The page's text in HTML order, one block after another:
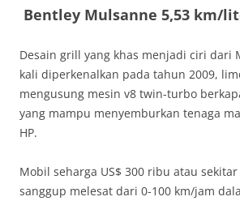
Bentley Mulsanne 5,53 km/
Desain grill yang khas menjadi ciri dari
kali diperkenalkan pada tahun 2009,
mengusung mesin v8 twin-turbo
yang mampu menyemburkan tenaga
HP.
Mobil seharga US$ 300 ribu atau
sanggup melesat dari 0-100 km/jam